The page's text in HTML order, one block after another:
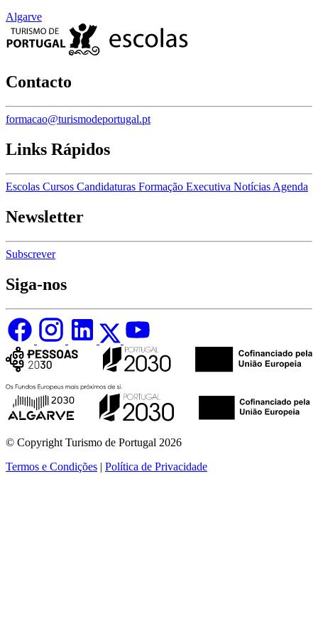
Algarve
Contacto
formacao@turismodeportugal.pt
Links Rápidos
Escolas Cursos Candidaturas Formação Executiva Notícias Agenda
Newsletter
Subscrever
Siga-nos
© Copyright Turismo de Portugal 2026
Termos e Condições | Política de Privacidade